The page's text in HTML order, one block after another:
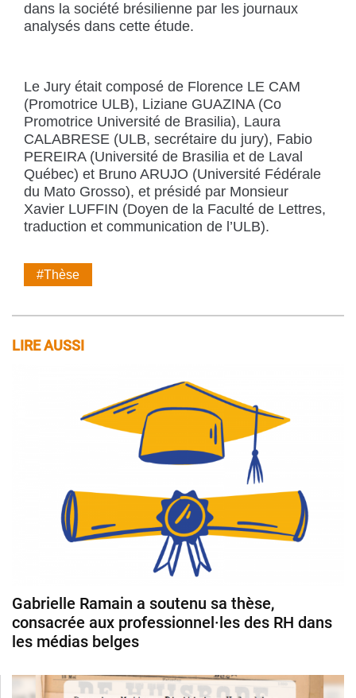
dans la société brésilienne par les journaux
analysés dans cette étude.
Le Jury était composé de Florence LE CAM
(Promotrice ULB), Liziane GUAZINA (Co
Promotrice Université de Brasilia), Laura
CALABRESE (ULB, secrétaire du jury), Fabio
PEREIRA (Université de Brasilia et de Laval
Québec) et Bruno ARUJO (Université Fédérale
du Mato Grosso), et présidé par Monsieur
Xavier LUFFIN (Doyen de la Faculté de Lettres,
traduction et communication de l’ULB).
#Thèse
LIRE AUSSI
Gabrielle Ramain a soutenu sa thèse,
consacrée aux professionnel·les des RH dans
les médias belges